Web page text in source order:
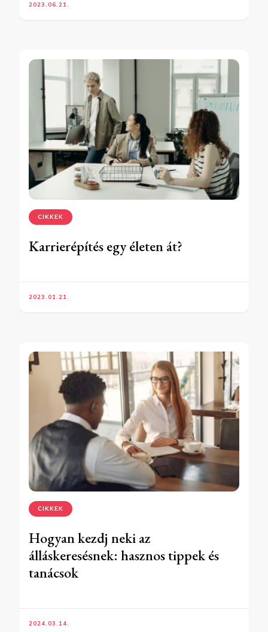
2023.06.21.
CIKKEK
Karrierépítés egy életen át?
2023.01.21.
CIKKEK
Hogyan kezdj neki az
álláskeresésnek: hasznos tippek és
tanácsok
2024.03.14.